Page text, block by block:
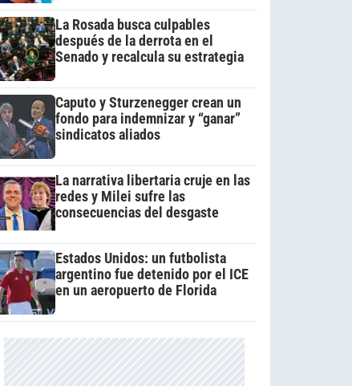
La Rosada busca culpables
después de la derrota en el
Senado y recalcula su estrategia
Caputo y Sturzenegger crean un
fondo para indemnizar y “ganar”
sindicatos aliados
La narrativa libertaria cruje en las
redes y Milei sufre las
consecuencias del desgaste
Estados Unidos: un futbolista
argentino fue detenido por el ICE
en un aeropuerto de Florida